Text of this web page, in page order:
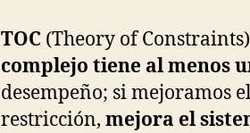
TOC (Theory of
complejo tiene al menos
desempeño; si mejoramos
restricción, mejora el